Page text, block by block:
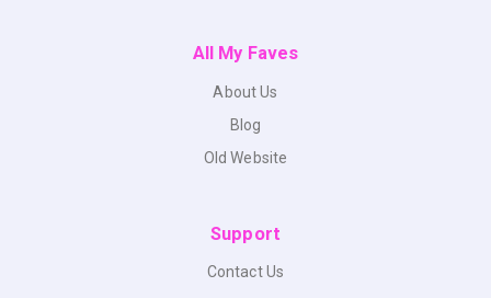
All My Faves
About Us
Blog
Old Website
Support
Contact Us